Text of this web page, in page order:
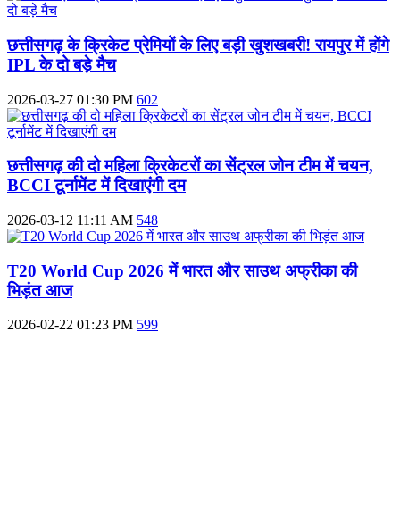
छत्तीसगढ़ के क्रिकेट प्रेमियों के लिए बड़ी खुशखबरी! रायपुर में होंगे
IPL के दो बड़े मैच
2026-03-27 01:30 PM 602
छत्तीसगढ़ की दो महिला क्रिकेटरों का सेंट्रल जोन टीम में चयन,
BCCI टूर्नामेंट में दिखाएंगी दम
2026-03-12 11:11 AM 548
T20 World Cup 2026 में भारत और साउथ अफ्रीका की
भिड़ंत आज
2026-02-22 01:23 PM 599